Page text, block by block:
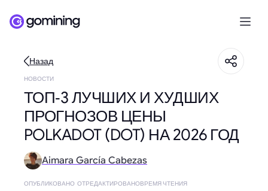
Назад
НОВОСТИ
ТОП‑3 ЛУЧШИХ И ХУДШИХ
ПРОГНОЗОВ ЦЕНЫ
POLKADOT (DOT) НА 2026 ГОД
Aimara García Cabezas
ОПУБЛИКОВАНО ОТРЕДАКТИРОВАНОВРЕМЯ ЧТЕНИЯ